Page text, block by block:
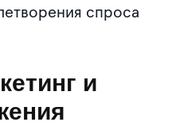
спроса
и